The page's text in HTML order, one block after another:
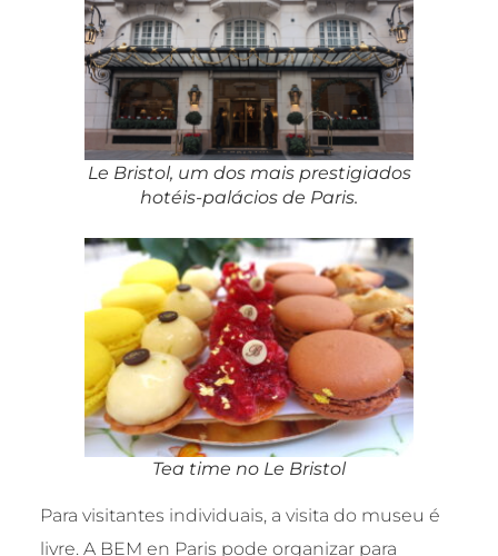
Le Bristol, um dos mais prestigiados
hotéis-palácios de Paris.
Tea time no Le Bristol
Para visitantes individuais, a visita do museu é
livre. A BEM en Paris pode organizar para